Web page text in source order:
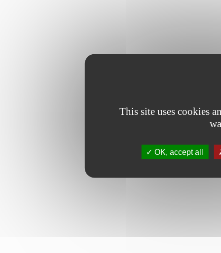
This site uses cookies
OK, accept all